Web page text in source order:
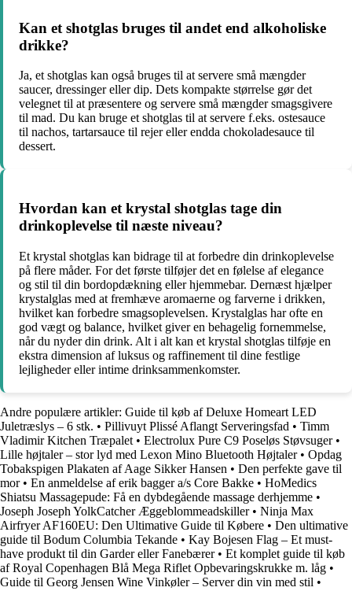
Kan et shotglas bruges til andet end alkoholiske
drikke?
Ja, et shotglas kan også bruges til at servere små mængder
saucer, dressinger eller dip. Dets kompakte størrelse gør det
velegnet til at præsentere og servere små mængder smagsgivere
til mad. Du kan bruge et shotglas til at servere f.eks. ostesauce
til nachos, tartarsauce til rejer eller endda chokoladesauce til
dessert.
Hvordan kan et krystal shotglas tage din
drinkoplevelse til næste niveau?
Et krystal shotglas kan bidrage til at forbedre din drinkoplevelse
på flere måder. For det første tilføjer det en følelse af elegance
og stil til din bordopdækning eller hjemmebar. Dernæst hjælper
krystalglas med at fremhæve aromaerne og farverne i drikken,
hvilket kan forbedre smagsoplevelsen. Krystalglas har ofte en
god vægt og balance, hvilket giver en behagelig fornemmelse,
når du nyder din drink. Alt i alt kan et krystal shotglas tilføje en
ekstra dimension af luksus og raffinement til dine festlige
lejligheder eller intime drinksammenkomster.
Andre populære artikler: Guide til køb af Deluxe Homeart LED
Juletræslys – 6 stk. • Pillivuyt Plissé Aflangt Serveringsfad • Timm
Vladimir Kitchen Træpalet • Electrolux Pure C9 Poseløs Støvsuger•
Lille højtaler – stor lyd med Lexon Mino Bluetooth Højtaler• Opdag
Tobakspigen Plakaten af Aage Sikker Hansen • Den perfekte gave til
mor• En anmeldelse af erik bagger a/s Core Bakke • HoMedics
Shiatsu Massagepude: Få en dybdegående massage derhjemme •
Joseph Joseph YolkCatcher Æggeblommeadskiller• Ninja Max
Airfryer AF160EU: Den Ultimative Guide til Købere • Den ultimative
guide til Bodum Columbia Tekande • Kay Bojesen Flag – Et must-
have produkt til din Garder eller Fanebærer• Et komplet guide til køb
af Royal Copenhagen Blå Mega Riflet Opbevaringskrukke m. låg •
Guide til Georg Jensen Wine Vinkøler – Server din vin med stil •